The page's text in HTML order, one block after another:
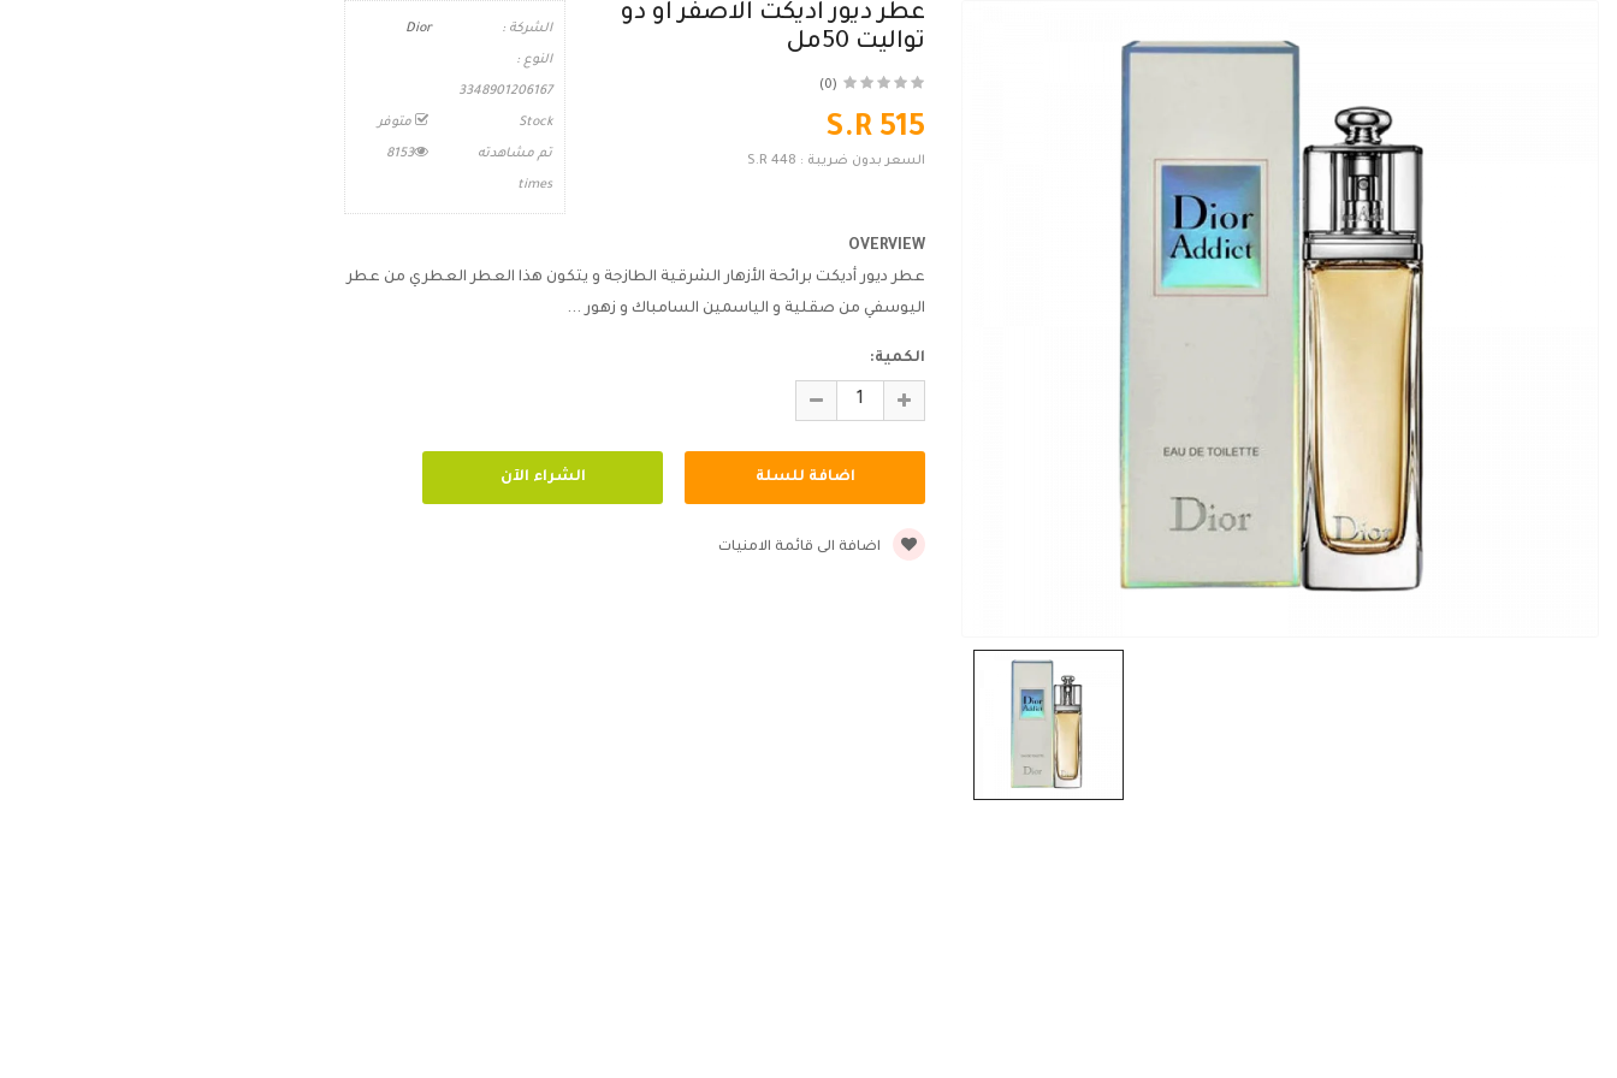
عطر ديور اديكت الاصفر او دو
تواليت 50مل
(0)
S.R 515
السعر بدون ضريبة : S.R 448
الشركة : Dior
النوع :
3348901206167
Stock متوفر
تم مشاهدته 8153
times
OVERVIEW
عطر ديور أديكت برائحة الأزهار الشرقية الطازجة و يتكون هذا العطر العطري من عطر
اليوسفي من صقلية و الياسمين السامباك و زهور ...
الكمية:
اضافة الى قائمة الامنيات